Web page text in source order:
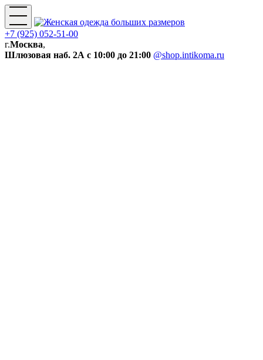
+7 (925) 052-51-00
г.Москва,
Шлюзовая наб. 2А с 10:00 до 21:00 @shop.intikoma.ru